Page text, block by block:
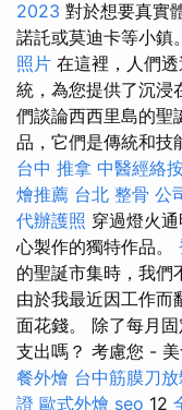
2023 對於想要真實
諾託或莫迪卡等小鎮
照片 在這裡，人們
統，為您提供了沉浸
們談論西西里島的聖
品，它們是傳統和技
台中 推拿 中醫經絡
燴推薦 台北 整骨 公
代辦護照 穿過燈火
心製作的獨特作品。
的聖誕市集時，我們
由於我最近因工作而
面花錢。 除了每月
支出嗎？ 考慮您 -
餐外燴 台中筋膜刀放
證 歐式外燴 seo 12